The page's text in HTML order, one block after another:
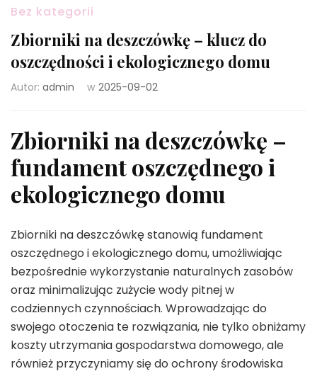
Bez kategorii
Zbiorniki na deszczówkę – klucz do
oszczędności i ekologicznego domu
Autor: admin w 2025-09-02
Zbiorniki na deszczówkę –
fundament oszczędnego i
ekologicznego domu
Zbiorniki na deszczówkę stanowią fundament
oszczędnego i ekologicznego domu, umożliwiając
bezpośrednie wykorzystanie naturalnych zasobów
oraz minimalizując zużycie wody pitnej w
codziennych czynnościach. Wprowadzając do
swojego otoczenia te rozwiązania, nie tylko obniżamy
koszty utrzymania gospodarstwa domowego, ale
również przyczyniamy się do ochrony środowiska